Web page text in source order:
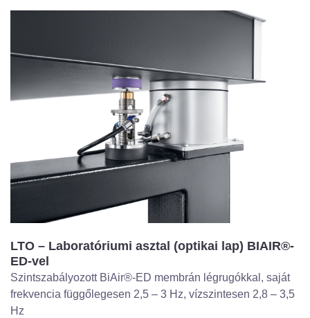
LTO – Laboratóriumi asztal (optikai lap) BIAIR®-
ED-vel
Szintszabályozott BiAir®-ED membrán légrugókkal, saját
frekvencia függőlegesen 2,5 – 3 Hz, vízszintesen 2,8 – 3,5
Hz